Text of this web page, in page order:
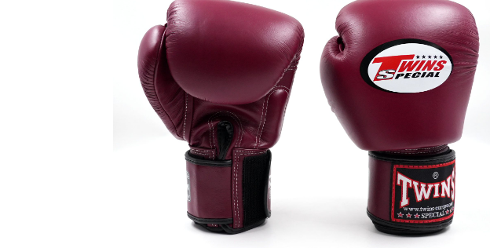
Brazilian Jiu jitsu
Voor dames
Zakhandschoenen
Trainingsartikelen
Bokszak
Bevestigingsmateriaal
bokszak
Bokspoppen
Stoot- en trapkussens
Stootkussens en pads